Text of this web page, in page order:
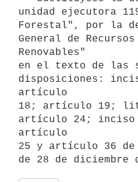
unidad ejecutora
Forestal", por la
General de
Renovables"
en el texto de las
disposiciones:
artículo
18; artículo 19;
artículo 24; inciso
artículo
25 y artículo 36 de